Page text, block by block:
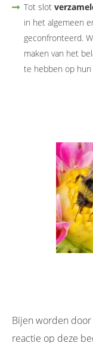
Tot slot
in het algemeen
geconfronteerd.
maken van het
te hebben op hun
Bijen worden
reactie op deze